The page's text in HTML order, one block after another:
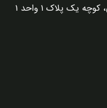
یک پلاک 1 واحد 1